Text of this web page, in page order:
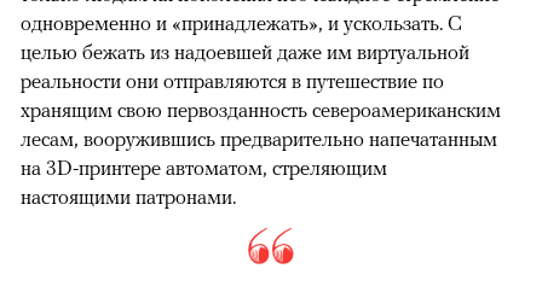
одновременно и «принадлежать», и ускользать. С
целью бежать из надоевшей даже им виртуальной
реальности они отправляются в путешествие по
хранящим свою первозданность североамериканским
лесам, вооружившись предварительно напечатанным
на 3D-принтере автоматом, стреляющим
настоящими патронами.